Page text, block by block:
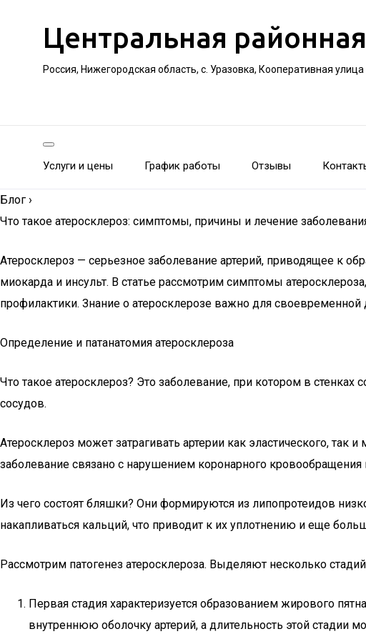
Центральная
Россия, Нижегородская область, с. Уразовка, Кооперативная улица
Услуги и цены График работы Отзывы
Блог ›
Что такое атеросклероз: симптомы, причины и лечение
Атеросклероз — серьезное заболевание артерий, приводящее к
миокарда и инсульт. В статье рассмотрим симптомы
профилактики. Знание о атеросклерозе важно для
Определение и патанатомия атеросклероза
Что такое атеросклероз? Это заболевание, при котором в
сосудов.
Атеросклероз может затрагивать артерии как эластического,
заболевание связано с нарушением коронарного кровообращения
Из чего состоят бляшки? Они формируются из липопротеидов
накапливаться кальций, что приводит к их уплотнению и еще
Рассмотрим патогенез атеросклероза. Выделяют несколько стадий
Первая стадия характеризуется образованием жирового
внутреннюю оболочку артерий, а длительность этой стадии